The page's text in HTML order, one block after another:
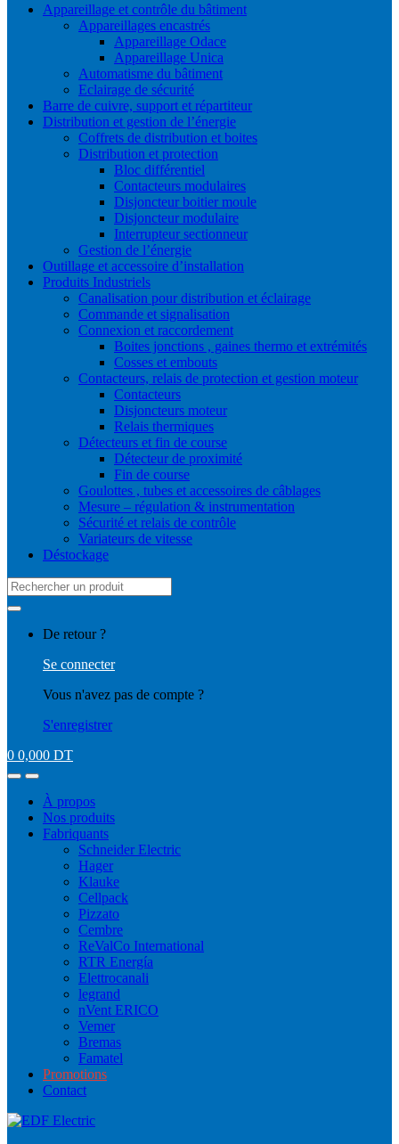
Appareillage et contrôle du bâtiment
Appareillages encastrés
Appareillage Odace
Appareillage Unica
Automatisme du bâtiment
Eclairage de sécurité
Barre de cuivre, support et répartiteur
Distribution et gestion de l’énergie
Coffrets de distribution et boites
Distribution et protection
Bloc différentiel
Contacteurs modulaires
Disjoncteur boitier moule
Disjoncteur modulaire
Interrupteur sectionneur
Gestion de l’énergie
Outillage et accessoire d’installation
Produits Industriels
Canalisation pour distribution et éclairage
Commande et signalisation
Connexion et raccordement
Boites jonctions , gaines thermo et extrémités
Cosses et embouts
Contacteurs, relais de protection et gestion moteur
Contacteurs
Disjoncteurs moteur
Relais thermiques
Détecteurs et fin de course
Détecteur de proximité
Fin de course
Goulottes , tubes et accessoires de câblages
Mesure – régulation & instrumentation
Sécurité et relais de contrôle
Variateurs de vitesse
Déstockage
Search
for:
De retour ?
Se connecter
Vous n'avez pas de compte ?
S'enregistrer
0 0,000 DT
À propos
Nos produits
Fabriquants
Schneider Electric
Hager
Klauke
Cellpack
Pizzato
Cembre
ReValCo International
RTR Energía
Elettrocanali
legrand
nVent ERICO
Vemer
Bremas
Famatel
Promotions
Contact